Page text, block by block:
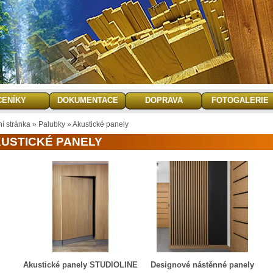
DOKUMENTACE DOPRAVA FOTOGALERIE
stránka » Palubky » Akustické panely
PANELY
Akustické panely STUDIOLINE Designové nástěnné panely